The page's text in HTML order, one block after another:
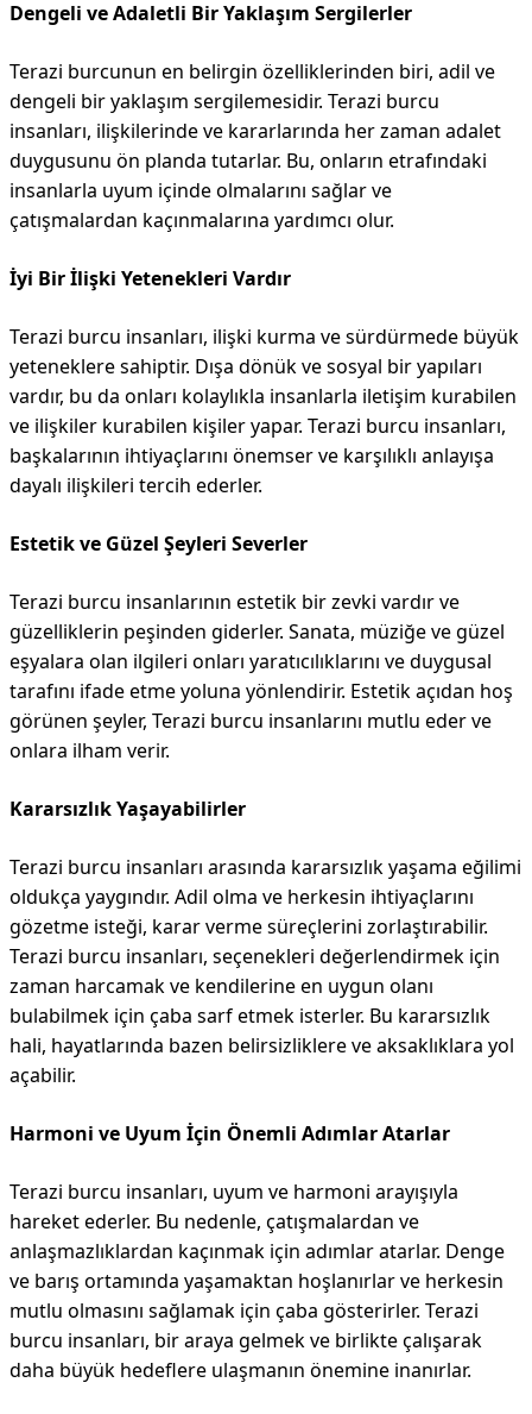
Dengeli ve Adaletli Bir Yaklaşım Sergilerler
Terazi burcunun en belirgin özelliklerinden biri, adil ve
dengeli bir yaklaşım sergilemesidir. Terazi burcu
insanları, ilişkilerinde ve kararlarında her zaman adalet
duygusunu ön planda tutarlar. Bu, onların etrafındaki
insanlarla uyum içinde olmalarını sağlar ve
çatışmalardan kaçınmalarına yardımcı olur.
İyi Bir İlişki Yetenekleri Vardır
Terazi burcu insanları, ilişki kurma ve sürdürmede büyük
yeteneklere sahiptir. Dışa dönük ve sosyal bir yapıları
vardır, bu da onları kolaylıkla insanlarla iletişim kurabilen
ve ilişkiler kurabilen kişiler yapar. Terazi burcu insanları,
başkalarının ihtiyaçlarını önemser ve karşılıklı anlayışa
dayalı ilişkileri tercih ederler.
Estetik ve Güzel Şeyleri Severler
Terazi burcu insanlarının estetik bir zevki vardır ve
güzelliklerin peşinden giderler. Sanata, müziğe ve güzel
eşyalara olan ilgileri onları yaratıcılıklarını ve duygusal
tarafını ifade etme yoluna yönlendirir. Estetik açıdan hoş
görünen şeyler, Terazi burcu insanlarını mutlu eder ve
onlara ilham verir.
Kararsızlık Yaşayabilirler
Terazi burcu insanları arasında kararsızlık yaşama eğilimi
oldukça yaygındır. Adil olma ve herkesin ihtiyaçlarını
gözetme isteği, karar verme süreçlerini zorlaştırabilir.
Terazi burcu insanları, seçenekleri değerlendirmek için
zaman harcamak ve kendilerine en uygun olanı
bulabilmek için çaba sarf etmek isterler. Bu kararsızlık
hali, hayatlarında bazen belirsizliklere ve aksaklıklara yol
açabilir.
Harmoni ve Uyum İçin Önemli Adımlar Atarlar
Terazi burcu insanları, uyum ve harmoni arayışıyla
hareket ederler. Bu nedenle, çatışmalardan ve
anlaşmazlıklardan kaçınmak için adımlar atarlar. Denge
ve barış ortamında yaşamaktan hoşlanırlar ve herkesin
mutlu olmasını sağlamak için çaba gösterirler. Terazi
burcu insanları, bir araya gelmek ve birlikte çalışarak
daha büyük hedeflere ulaşmanın önemine inanırlar.